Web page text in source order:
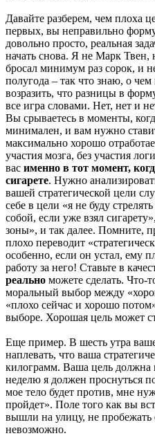
Давайте разберем, чем плоха
первых, вы неправильно
довольно просто, реальная
начать снова. Я не Марк Твен,
бросал минимум раз сорок, и
полугода – так что знаю, о
возразить, что разницы в
все игра словами. Нет, нет и
Вы срываетесь в моменты,
минимален, и вам нужно
максимально хорошо
участия мозга, без участия
вас именно в тот момент,
сигарете. Нужно
вашей стратегической цели
себе в цели «я не буду
собой, если уже взял
зоны», и так далее. Помните,
плохо переводит
особенно, если он устал, ему
работу за него! Ставьте в
реально можете сделать. Что-
моральный выбор между
«плохо сейчас и хорошо
выборе. Хорошая цель может
Еще пример. В шесть утра
наплевать, что ваша
килограмм. Ваша цель должна
неделю я должен проснуться
мое тело будет против, мне
пройдет». Поле того как вы
вышли на улицу, не
невозможно.